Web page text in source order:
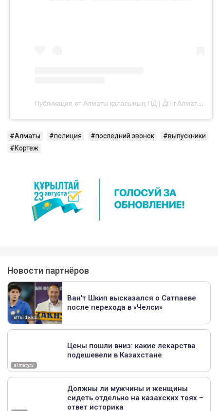
Публикация от Алматы қаласының ПД | ДП г.Алматы (@almaty_police_department)
Алматы полиция последний звонок
выпускники
Кортеж